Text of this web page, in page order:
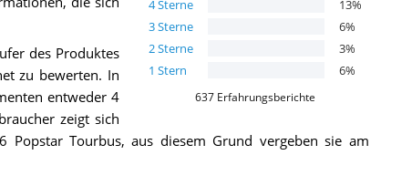
4Sterne 13%
3Sterne 6%
2Sterne 3%
1 Stern 6%
637 Erfahrungsberichte
des Produktes
zu bewerten. In
entweder 4
zeigt sich
Tourbus, aus diesem Grund vergeben sie am